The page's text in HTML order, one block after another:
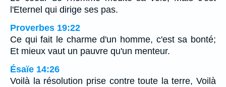
l'Eternel qui dirige ses pas.
Proverbes 19:22
Ce qui fait le charme d'un homme, c'est sa bonté;
Et mieux vaut un pauvre qu'un menteur.
Ésaïe 14:26
Voilà la résolution prise contre toute la terre, Voilà